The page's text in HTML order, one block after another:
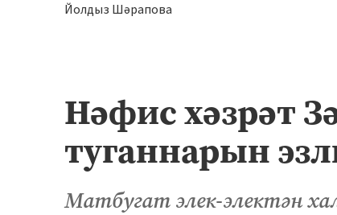
Йолдыз Шәрапова
Нәфис хәзрәт
туганнарын
Матбугат элек-электән